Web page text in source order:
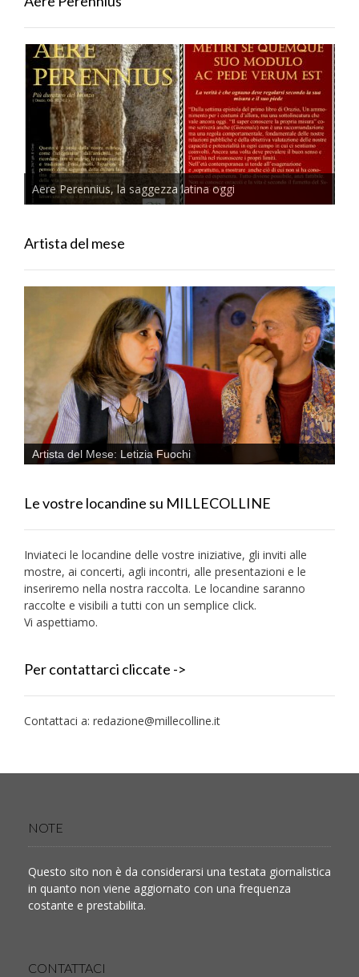
Aere Perennius, la saggezza latina oggi
Artista del mese
Artista del Mese: Letizia Fuochi
Le vostre locandine su MILLECOLLINE
Inviateci le locandine delle vostre iniziative, gli inviti alle
mostre, ai concerti, agli incontri, alle presentazioni e le
inseriremo nella nostra raccolta. Le locandine saranno
raccolte e visibili a tutti con un semplice click.
Vi aspettiamo.
Per contattarci cliccate ->
Contattaci a: redazione@millecolline.it
NOTE
Questo sito non è da considerarsi una testata giornalistica
in quanto non viene aggiornato con una frequenza
costante e prestabilita.
CONTATTACI